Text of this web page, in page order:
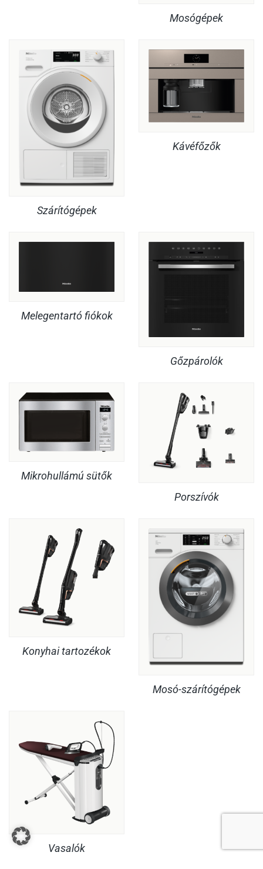
Mosógépek
Szárítógépek
Kávéfőzők
Melegentartó fiókok
Gőzpárolók
Mikrohullámú sütők
Porszívók
Konyhai tartozékok
Mosó-szárítógépek
Vasalók